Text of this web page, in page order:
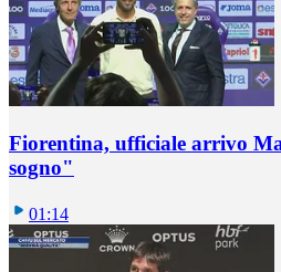
Fiorentina, ufficiale arrivo
sogno"
01:14